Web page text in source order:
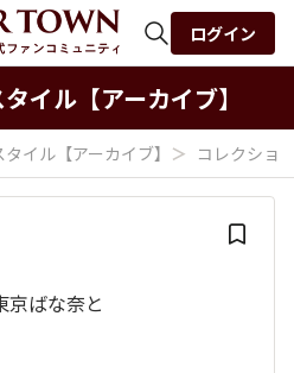
検索
ログイン
イル​【アーカイブ】
イル​【アーカイブ】 ＞ コレクショ
京ばな奈と